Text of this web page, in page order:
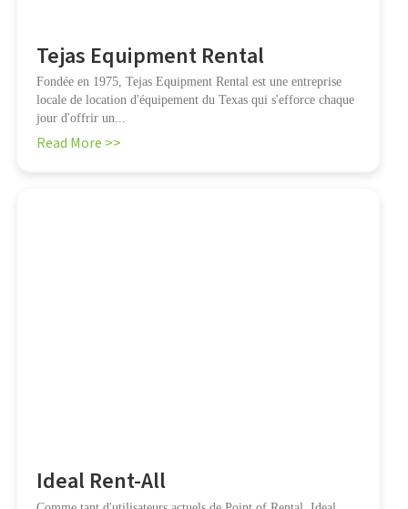
Tejas Equipment Rental
Fondée en 1975, Tejas Equipment Rental est une entreprise
locale de location d'équipement du Texas qui s'efforce chaque
jour d'offrir un...
Read More >>
Ideal Rent-All